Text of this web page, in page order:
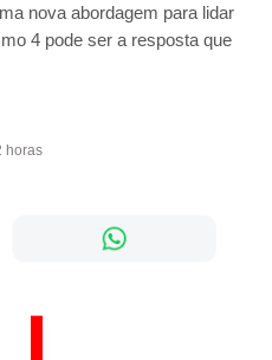
nova abordagem para lidar
4 pode ser a resposta que
horas